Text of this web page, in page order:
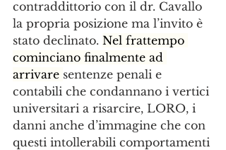
contraddittorio con il dr. Cavallo
la propria posizione ma l’invito è
stato declinato. Nel frattempo
cominciano finalmente ad
arrivare sentenze penali e
contabili che condannano i vertici
universitari a risarcire, LORO, i
danni anche d’immagine che con
questi intollerabili comportamenti